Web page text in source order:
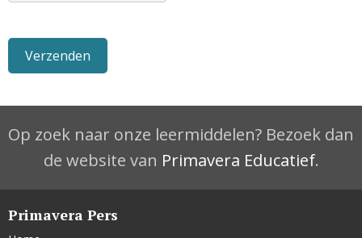
Op zoek naar onze leermiddelen? Bezoek dan
de website van Primavera Educatief.
Primavera Pers